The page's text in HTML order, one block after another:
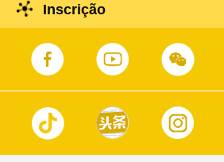
Inscrição